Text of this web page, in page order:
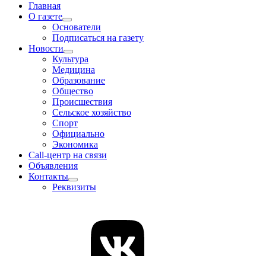
Главная
О газете
Основатели
Подписаться на газету
Новости
Культура
Медицина
Образование
Общество
Происшествия
Сельское хозяйство
Спорт
Официально
Экономика
Call-центр на связи
Объявления
Контакты
Реквизиты